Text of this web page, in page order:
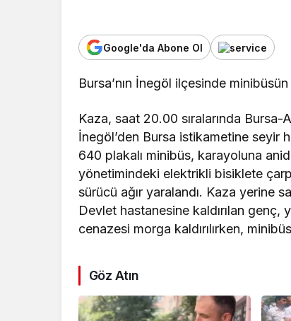
Google'da Abone Ol
Bursa’nın İnegöl ilçesinde
Kaza, saat 20.00 sıralarında
İnegöl’den Bursa istikametine seyir
640 plakalı minibüs, karayoluna
yönetimindeki elektrikli bisiklete
sürücü ağır yaralandı. Kaza yerine
Devlet hastanesine kaldırılan genç,
cenazesi morga kaldırılırken,
Göz Atın